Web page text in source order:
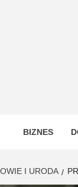
BIZNES
I URODA